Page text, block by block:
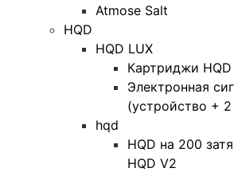
Atmose Salt
HQD
HQD LUX
Картриджи HQD
Электронная
(устройство +
hqd
HQD на 200
HQD V2